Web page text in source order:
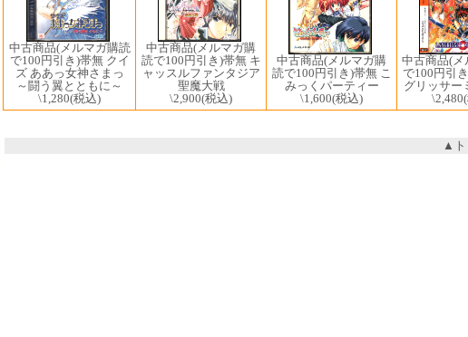
中古商品(メルマガ購読
で100円引き)帯無 クイ
ズ ああっ女神さまっ
～闘う翼とともに～
\1,280(税込)
中古商品(メルマガ購
読で100円引き)帯無 キ
ャッスルファンタジア
聖魔大戦
\2,900(税込)
中古商品(メルマガ購
読で100円引き)帯無 こ
みっくパーティー
\1,600(税込)
中古商品(メ
で100円引
グリッサー
\2,480
▲ト